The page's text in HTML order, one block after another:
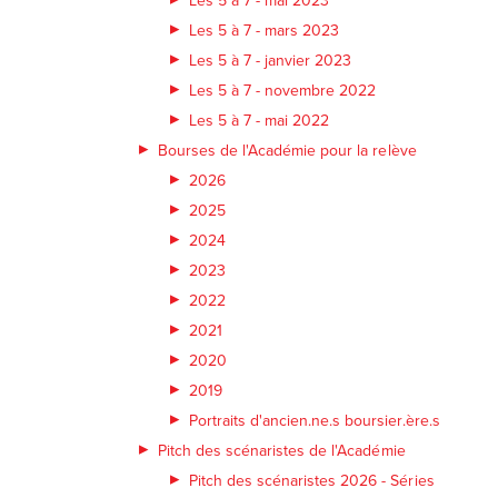
Les 5 à 7 - mars 2023
Les 5 à 7 - janvier 2023
Les 5 à 7 - novembre 2022
Les 5 à 7 - mai 2022
Bourses de l'Académie pour la relève
2026
2025
2024
2023
2022
2021
2020
2019
Portraits d'ancien.ne.s boursier.ère.s
Pitch des scénaristes de l'Académie
Pitch des scénaristes 2026 - Séries